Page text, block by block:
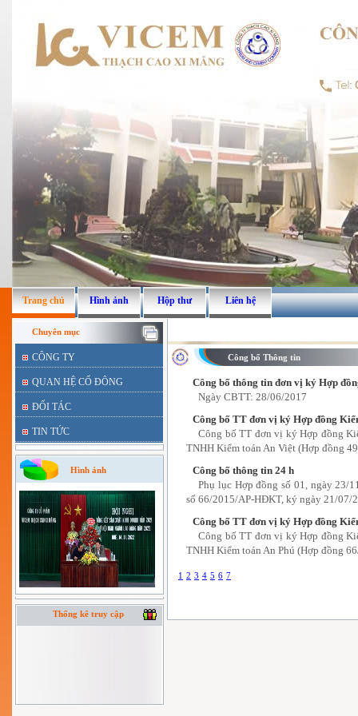
Trang chủ Hình ảnh Hộp thư Liên hệ
Chuyên mục
CÔNG TY
QUAN HỆ CỔ ĐÔNG
ĐỐI TÁC
TIN TỨC
Hình ảnh
Thống kê truy cập
Công bố Thông tin
Công bố thông tin đơn vị ký Hợp
Ngày CBTT: 28/06/2017
Công bố TT đơn vị ký Hợp đồng
Công bố TT đơn vị ký Hợp đồng
TNHH Kiểm toán An Việt (Hợp đồng
Công bố thông tin 24 h
Phụ lục Hợp đồng số 01, ngày 23/
số 66/2015/AP-HĐKT, ký ngày 21/07/
Công bố TT đơn vị ký Hợp đồng
Công bố TT đơn vị ký Hợp đồng
TNHH Kiểm toán An Phú (Hợp đồng
1 2 3 4 5 6 7